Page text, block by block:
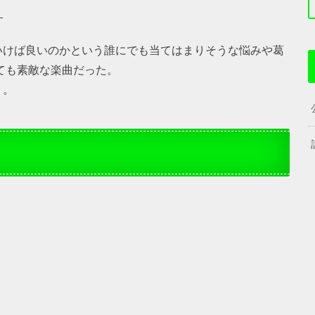
ば良いのかという誰にでも当てはまりそうな悩みや葛
素敵な楽曲だった。